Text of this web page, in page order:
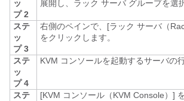
ッ
プ 2
展開し、ラック サーバ グループを選
ステ
ッ
プ 3
右側のペインで、[ラック サーバ（
をクリックします。
ステ
ッ
プ 4
KVM コンソールを起動するサーバの
ステ
[KVM コンソール（KVM Console）]